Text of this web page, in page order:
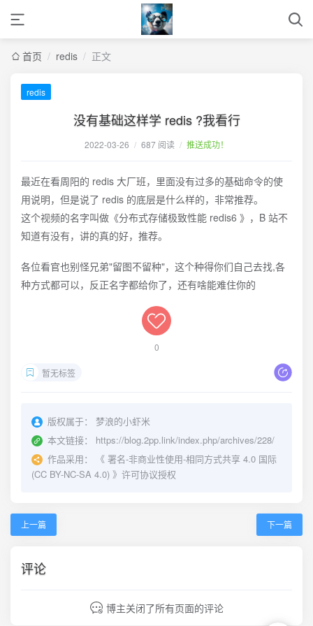
首页 / redis / 正文
redis
没有基础这样学 redis ?我看行
2022-03-26 / 687 阅读 / 推送成功！
最近在看周阳的 redis 大厂班，里面没有过多的基础命令的使
用说明，但是说了 redis 的底层是什么样的，非常推荐。
这个视频的名字叫做《分布式存储极致性能 redis6 》，B 站不
知道有没有，讲的真的好，推荐。
各位看官也别怪兄弟"留图不留种"，这个种得你们自己去找,各
种方式都可以，反正名字都给你了，还有啥能难住你的
0
暂无标签
版权属于：
梦浪的小虾米
本文链接：
https://blog.2pp.link/index.php/archives/228/
作品采用：
《 署名-非商业性使用-相同方式共享 4.0 国际
(CC BY-NC-SA 4.0) 》许可协议授权
上一篇 下一篇
评论
博主关闭了所有页面的评论